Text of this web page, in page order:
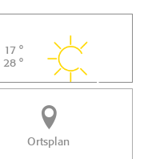
17 °
28 °
Ortsplan